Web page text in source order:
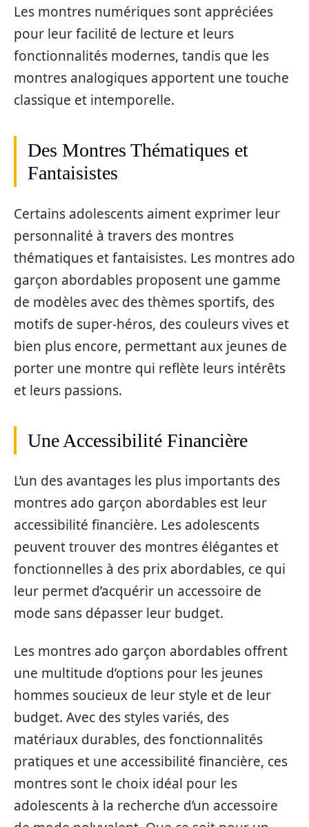
Les montres numériques sont appréciées
pour leur facilité de lecture et leurs
fonctionnalités modernes, tandis que les
montres analogiques apportent une touche
classique et intemporelle.
Des Montres Thématiques et
Fantaisistes
Certains adolescents aiment exprimer leur
personnalité à travers des montres
thématiques et fantaisistes. Les montres ado
garçon abordables proposent une gamme
de modèles avec des thèmes sportifs, des
motifs de super-héros, des couleurs vives et
bien plus encore, permettant aux jeunes de
porter une montre qui reflète leurs intérêts
et leurs passions.
Une Accessibilité Financière
L’un des avantages les plus importants des
montres ado garçon abordables est leur
accessibilité financière. Les adolescents
peuvent trouver des montres élégantes et
fonctionnelles à des prix abordables, ce qui
leur permet d’acquérir un accessoire de
mode sans dépasser leur budget.
Les montres ado garçon abordables offrent
une multitude d’options pour les jeunes
hommes soucieux de leur style et de leur
budget. Avec des styles variés, des
matériaux durables, des fonctionnalités
pratiques et une accessibilité financière, ces
montres sont le choix idéal pour les
adolescents à la recherche d’un accessoire